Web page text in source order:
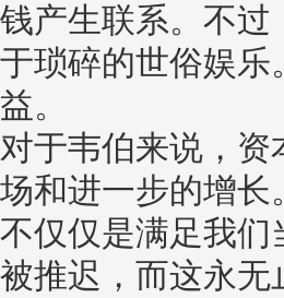
钱产生联系。不
于琐碎的世俗娱
益。
对于韦伯来说，
场和进一步的增
不仅仅是满足我
被推迟，而这永